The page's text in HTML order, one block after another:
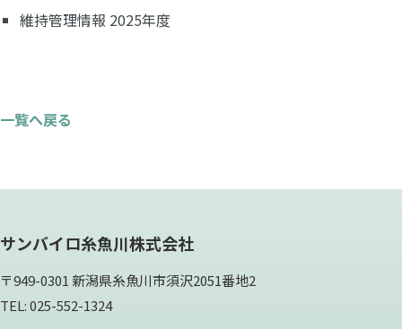
維持管理情報 2025年度
一覧へ戻る
サンバイロ糸魚川株式会社
〒949-0301 新潟県糸魚川市須沢2051番地2
TEL: 025-552-1324